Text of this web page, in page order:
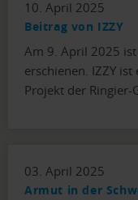
10. April 2025
Beitrag von IZZY
Am 9. April 2025
erschienen. IZZY
Projekt der
03. April 2025
Armut in der